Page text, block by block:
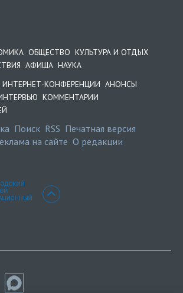
ОБЩЕСТВО КУЛЬТУРА И ОТДЫХ
АФИША НАУКА
ИНТЕРНЕТ-КОНФЕРЕНЦИИ АНОНСЫ
КОММЕНТАРИИ
Поиск RSS Печатная версия
на сайте О редакции